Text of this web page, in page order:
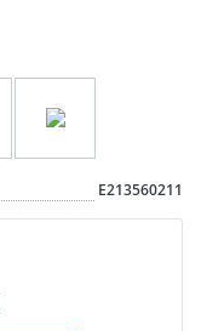
Е213560211